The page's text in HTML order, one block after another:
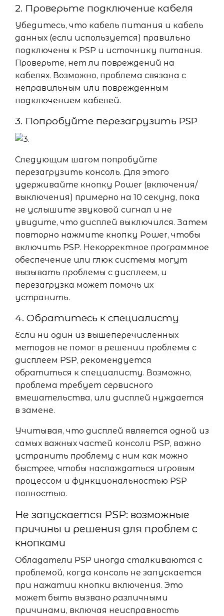
2. Проверьте подключение кабеля
Убедитесь, что кабель питания и кабель
данных (если используется) правильно
подключены к PSP и источнику питания.
Проверьте, нет ли повреждений на
кабелях. Возможно, проблема связана с
неправильным или поврежденным
подключением кабелей.
3. Попробуйте перезагрузить PSP
Следующим шагом попробуйте
перезагрузить консоль. Для этого
удерживайте кнопку Power (включения/
выключения) примерно на 10 секунд, пока
не услышите звуковой сигнал и не
увидите, что дисплей выключился. Затем
повторно нажмите кнопку Power, чтобы
включить PSP. Некорректное программное
обеспечение или глюк системы могут
вызывать проблемы с дисплеем, и
перезагрузка может помочь их
устранить.
4. Обратитесь к специалисту
Если ни один из вышеперечисленных
методов не помог в решении проблемы с
дисплеем PSP, рекомендуется
обратиться к специалисту. Возможно,
проблема требует сервисного
вмешательства, или дисплей нуждается
в замене.
Учитывая, что дисплей является одной из
самых важных частей консоли PSP, важно
устранить проблему с ним как можно
быстрее, чтобы наслаждаться игровым
процессом и функциональностью PSP
полностью.
Не запускается PSP: возможные
причины и решения для проблем с
кнопками
Обладатели PSP иногда сталкиваются с
проблемой, когда консоль не запускается
при нажатии кнопки включения. Это
может быть вызвано различными
причинами, включая неисправность